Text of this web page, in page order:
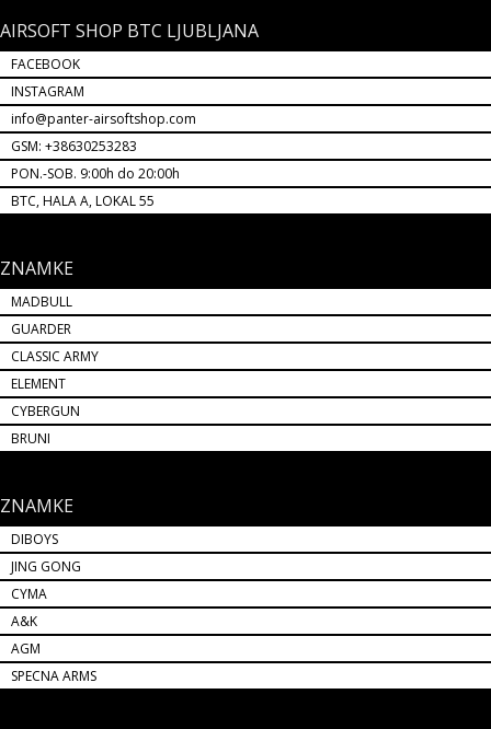
AIRSOFT SHOP BTC LJUBLJANA
FACEBOOK
INSTAGRAM
info@panter-airsoftshop.com
GSM: +38630253283
PON.-SOB. 9:00h do 20:00h
BTC, HALA A, LOKAL 55
ZNAMKE
MADBULL
GUARDER
CLASSIC ARMY
ELEMENT
CYBERGUN
BRUNI
ZNAMKE
DIBOYS
JING GONG
CYMA
A&K
AGM
SPECNA ARMS